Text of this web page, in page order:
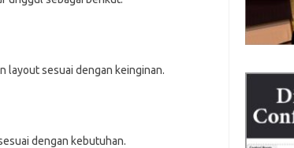
layout sesuai dengan keinginan.
dengan kebutuhan.